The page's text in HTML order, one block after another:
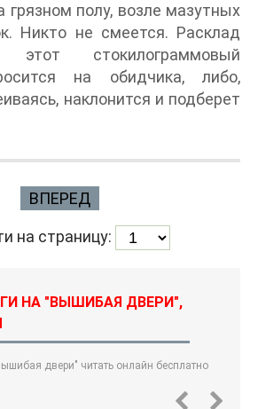
грязном полу, возле мазутных
Никто не смеется. Расклад
стокилограммовый
на обидчика, либо,
наклонится и подберет
ВПЕРЕД
на страницу:
НА "ВЫШИБАЯ ДВЕРИ",
двери" читать онлайн бесплатно